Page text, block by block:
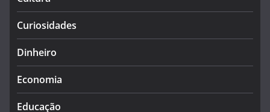
Curiosidades
Dinheiro
Economia
Educação